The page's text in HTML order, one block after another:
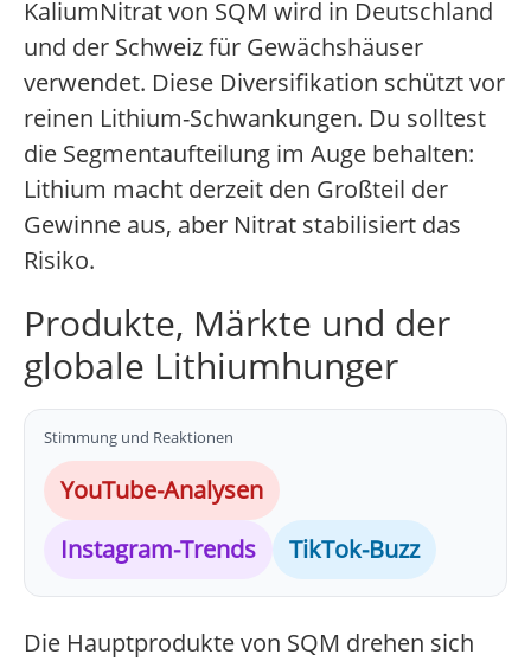
KaliumNitrat von SQM wird in Deutschland
und der Schweiz für Gewächshäuser
verwendet. Diese Diversifikation schützt vor
reinen Lithium-Schwankungen. Du solltest
die Segmentaufteilung im Auge behalten:
Lithium macht derzeit den Großteil der
Gewinne aus, aber Nitrat stabilisiert das
Risiko.
Produkte, Märkte und der
globale Lithiumhunger
Stimmung und Reaktionen
YouTube-Analysen
Instagram-Trends
TikTok-Buzz
Die Hauptprodukte von SQM drehen sich